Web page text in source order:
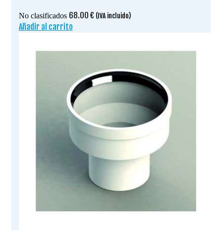
No clasificados 68.00 € (IVA incluido)
Añadir al carrito